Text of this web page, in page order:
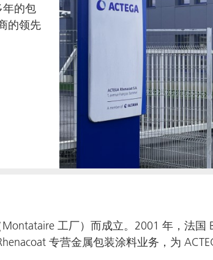
年的包
的领先
工厂）而成立。2001 年，法国
专营金属包装涂料业务，为